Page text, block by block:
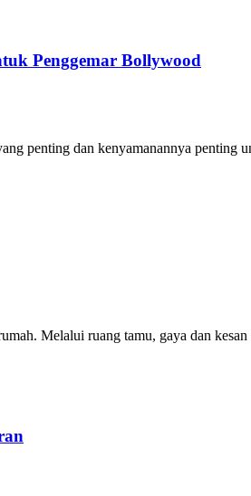
Penggemar Bollywood
penting dan kenyamanannya penting
Melalui ruang tamu, gaya dan